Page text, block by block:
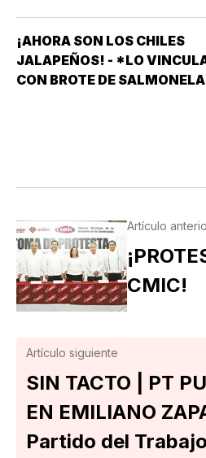
¡AHORA SON LOS CHILES
JALAPEÑOS! - *LO
CON BROTE DE SALMONELA
Artículo
CMIC!
Artículo siguiente
SIN TACTO | PT
EN EMILIANO
Partido del